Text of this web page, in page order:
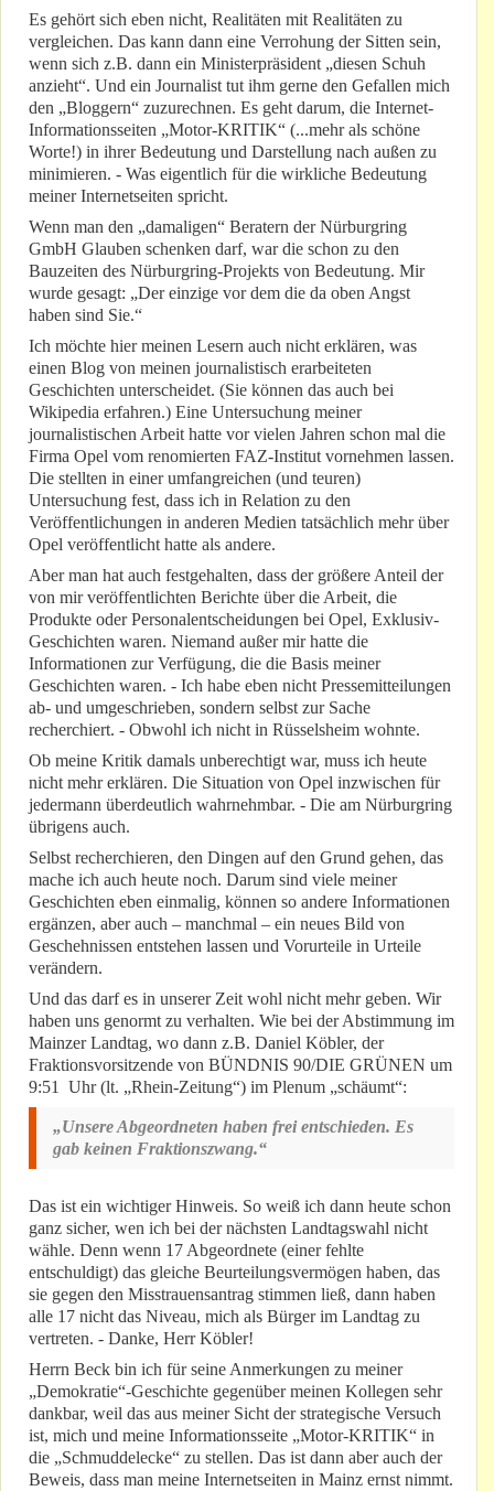
Es gehört sich eben nicht, Realitäten mit Realitäten zu
vergleichen. Das kann dann eine Verrohung der Sitten sein,
wenn sich z.B. dann ein Ministerpräsident „diesen Schuh
anzieht“. Und ein Journalist tut ihm gerne den Gefallen mich
den „Bloggern“ zuzurechnen. Es geht darum, die Internet-
Informationsseiten „Motor-KRITIK“ (...mehr als schöne
Worte!) in ihrer Bedeutung und Darstellung nach außen zu
minimieren. - Was eigentlich für die wirkliche Bedeutung
meiner Internetseiten spricht.
Wenn man den „damaligen“ Beratern der Nürburgring
GmbH Glauben schenken darf, war die schon zu den
Bauzeiten des Nürburgring-Projekts von Bedeutung. Mir
wurde gesagt: „Der einzige vor dem die da oben Angst
haben sind Sie.“
Ich möchte hier meinen Lesern auch nicht erklären, was
einen Blog von meinen journalistisch erarbeiteten
Geschichten unterscheidet. (Sie können das auch bei
Wikipedia erfahren.) Eine Untersuchung meiner
journalistischen Arbeit hatte vor vielen Jahren schon mal die
Firma Opel vom renomierten FAZ-Institut vornehmen lassen.
Die stellten in einer umfangreichen (und teuren)
Untersuchung fest, dass ich in Relation zu den
Veröffentlichungen in anderen Medien tatsächlich mehr über
Opel veröffentlicht hatte als andere.
Aber man hat auch festgehalten, dass der größere Anteil der
von mir veröffentlichten Berichte über die Arbeit, die
Produkte oder Personalentscheidungen bei Opel, Exklusiv-
Geschichten waren. Niemand außer mir hatte die
Informationen zur Verfügung, die die Basis meiner
Geschichten waren. - Ich habe eben nicht Pressemitteilungen
ab- und umgeschrieben, sondern selbst zur Sache
recherchiert. - Obwohl ich nicht in Rüsselsheim wohnte.
Ob meine Kritik damals unberechtigt war, muss ich heute
nicht mehr erklären. Die Situation von Opel inzwischen für
jedermann überdeutlich wahrnehmbar. - Die am Nürburgring
übrigens auch.
Selbst recherchieren, den Dingen auf den Grund gehen, das
mache ich auch heute noch. Darum sind viele meiner
Geschichten eben einmalig, können so andere Informationen
ergänzen, aber auch – manchmal – ein neues Bild von
Geschehnissen entstehen lassen und Vorurteile in Urteile
verändern.
Und das darf es in unserer Zeit wohl nicht mehr geben. Wir
haben uns genormt zu verhalten. Wie bei der Abstimmung im
Mainzer Landtag, wo dann z.B. Daniel Köbler, der
Fraktionsvorsitzende von BÜNDNIS 90/DIE GRÜNEN um
9:51 Uhr (lt. „Rhein-Zeitung“) im Plenum „schäumt“:
„Unsere Abgeordneten haben frei entschieden. Es
gab keinen Fraktionszwang.“
Das ist ein wichtiger Hinweis. So weiß ich dann heute schon
ganz sicher, wen ich bei der nächsten Landtagswahl nicht
wähle. Denn wenn 17 Abgeordnete (einer fehlte
entschuldigt) das gleiche Beurteilungsvermögen haben, das
sie gegen den Misstrauensantrag stimmen ließ, dann haben
alle 17 nicht das Niveau, mich als Bürger im Landtag zu
vertreten. - Danke, Herr Köbler!
Herrn Beck bin ich für seine Anmerkungen zu meiner
„Demokratie“-Geschichte gegenüber meinen Kollegen sehr
dankbar, weil das aus meiner Sicht der strategische Versuch
ist, mich und meine Informationsseite „Motor-KRITIK“ in
die „Schmuddelecke“ zu stellen. Das ist dann aber auch der
Beweis, dass man meine Internetseiten in Mainz ernst nimmt.